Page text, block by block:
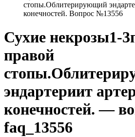
стопы.Облитерирующий
конечностей. Вопрос №13556
Сухие некрозы1-
правой
эндартериит
конечностей. —
faq_13556